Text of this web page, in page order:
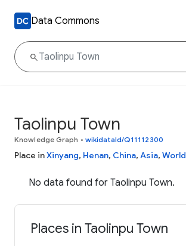
Data Commons
Taolinpu Town
Knowledge Graph • wikidataId/Q11112300
Place inXinyang, Henan, China, Asia, World
No data found for Taolinpu Town.
Places in Taolinpu Town